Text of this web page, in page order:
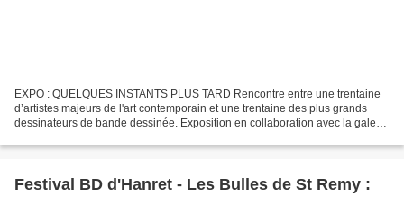
EXPO : QUELQUES INSTANTS PLUS TARD Rencontre entre une trentaine
d’artistes majeurs de l'art contemporain et une trentaine des plus grands
dessinateurs de bande dessinée. Exposition en collaboration avec la galerie
Festival BD d'Hanret - Les Bulles de St Remy :